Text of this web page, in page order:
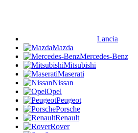
Lancia
Mazda
Mercedes-Benz
Mitsubishi
Maserati
Nissan
Opel
Peugeot
Porsche
Renault
Rover